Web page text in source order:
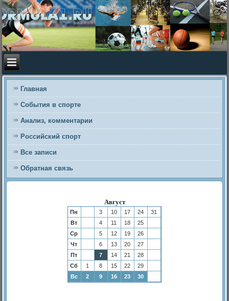
Главная
События в спорте
Анализ, комментарии
Российский спорт
Все записи
Обратная связь
Август
Пн 3 10 17 24
31
Вт
4 11 18
25
Ср
5 12 19
26
Чт
6 13 20
27
Пт
7 14 21
28
Сб
1 8 15 22
29
Вс
2 9 16 23 30